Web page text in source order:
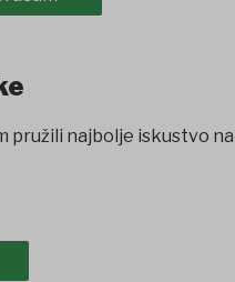
pružili najbolje iskustvo